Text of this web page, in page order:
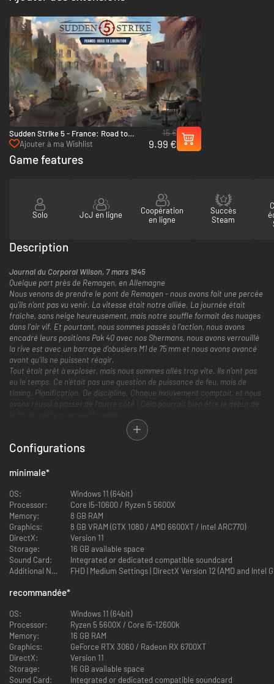
Sudden Strike 5 - France: Road to
Liberation - PC (Steam)
Ajouter à ma Wishlist
15 €
9.99 €
Game features
Solo JcJ en ligne
Coopération
en ligne
Succès
Steam
Description
Journal du Corporal Wilson, 7 mars 1945
Quelque part près de Remagen, en Allemagne
Nous venons de prendre le pont de Remagen - nous avons fait une percée
qu'ils n'ont pas vu venir. La vitesse était notre alliée. La journée était
fraîche, sans neige heureusement, mais notre souffle formait des nuages
dans l'air vif. Et pourtant, nous sommes passés à l'action, nous avons
encadré leurs positions Pak 40 avec nos Shermans, nous avons verrouillé
la rive est avec un barrage d'obusiers M1 de 75 mm et nous avons avancé
avant qu'ils ne puissent réagir.
Tout était prêt à exploser, mais nous sommes allés trop vite. Ils n'ont pas
eu le temps. Ce n'était pas une question de puissance de feu, mais de
timing. Planification. De discipline. Chaque mouvement comptait, et nous
avons réussi à passer de l'autre côté ! Cela pourrait bien être le début de
Sudden Strike 5
propose des tactiques en temps réel dans des batailles
épiques de la Seconde Guerre mondiale. Une multitude d'options
tactiques et plus de 300 unités jouables ouvrent la voie à de multiples
approches pour atteindre vos objectifs dans une campagne de 25
missions sur les champs de bataille historiques d'Europe et d'Afrique du
Le timing est essentiel, saisissez les opportunités comme la capture de
pour bloquer les mouvements de l'ennemi. Soyez plus malin que vos
ennemis tout en gérant vos approvisionnements, et assurez-vous d'être
au bon endroit au bon moment pour renverser le cours de la bataille.
Choisissez vos tactiques avec discernement - nous vous retrouverons
dans les tranchées !
Configurations
minimale*
OS:
Windows 11 (64bit)
Processor:
Core I5-10600 / Ryzen 5 5600X
Memory:
8 GB RAM
Graphics:
8 GB VRAM (GTX 1080 / AMD 6600XT / Intel ARC770)
DirectX:
Version 11
Storage:
16 GB available space
Sound Card:
Integrated or dedicated compatible soundcard
Additional Notes:
FHD | Medium Settings | DirectX Version 12 (AMD and Intel
recommandée*
OS:
Windows 11 (64bit)
Processor:
Ryzen 5 5600X / Core i5-12600k
Memory:
16 GB RAM
Graphics:
GeForce RTX 3060 / Radeon RX 6700XT
DirectX:
Version 11
Storage:
16 GB available space
Sound Card:
Integrated or dedicated compatible soundcard